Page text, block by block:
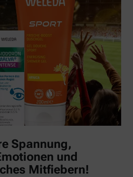
Spannung,
und
Mitfiebern!